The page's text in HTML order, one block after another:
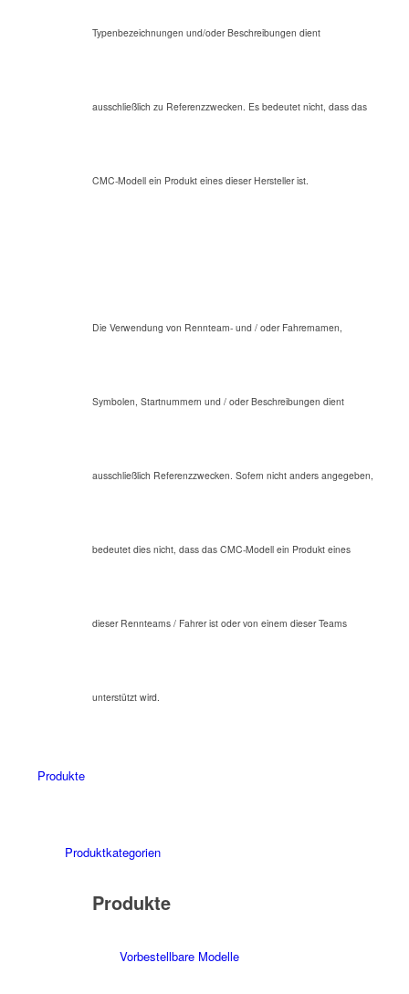
Typenbezeichnungen und/oder Beschreibungen dient
ausschließlich zu Referenzzwecken. Es bedeutet nicht, dass das
CMC-Modell ein Produkt eines dieser Hersteller ist.
Die Verwendung von Rennteam- und / oder Fahrernamen,
Symbolen, Startnummern und / oder Beschreibungen dient
ausschließlich Referenzzwecken. Sofern nicht anders angegeben,
bedeutet dies nicht, dass das CMC-Modell ein Produkt eines
dieser Rennteams / Fahrer ist oder von einem dieser Teams
unterstützt wird.
Produkte
Produktkategorien
Produkte
Vorbestellbare Modelle